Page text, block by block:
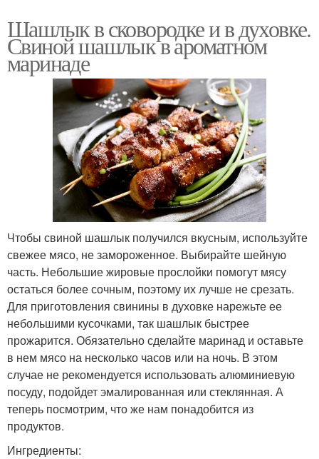
Шашлык в сковородке и в духовке.
Свиной шашлык в ароматном
маринаде
Чтобы свиной шашлык получился вкусным, используйте
свежее мясо, не замороженное. Выбирайте шейную
часть. Небольшие жировые прослойки помогут мясу
остаться более сочным, поэтому их лучше не срезать.
Для приготовления свинины в духовке нарежьте ее
небольшими кусочками, так шашлык быстрее
прожарится. Обязательно сделайте маринад и оставьте
в нем мясо на несколько часов или на ночь. В этом
случае не рекомендуется использовать алюминиевую
посуду, подойдет эмалированная или стеклянная. А
теперь посмотрим, что же нам понадобится из
продуктов.
Ингредиенты: